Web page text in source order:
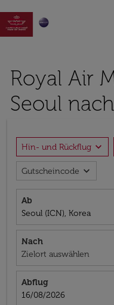

Royal Air
Seoul
Hin- und Rückflug expand_more
Gutscheincode expand_more
Ab
Seoul (ICN), Korea
Nach
Zielort auswählen
Abflug
fc-booking-departure-
16/08/2026